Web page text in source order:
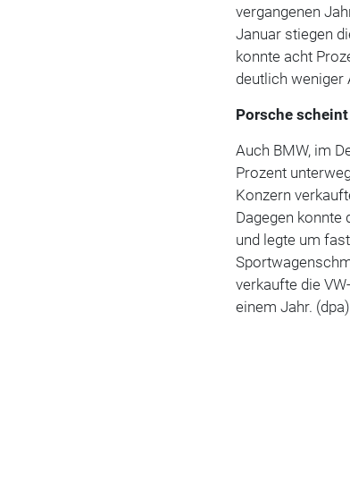
vergangenen
Januar stiegen
konnte acht
deutlich weniger
Porsche
Auch BMW, im
Prozent
Konzern
Dagegen konnte
und legte um
verkaufte die
einem Jahr. (dpa)